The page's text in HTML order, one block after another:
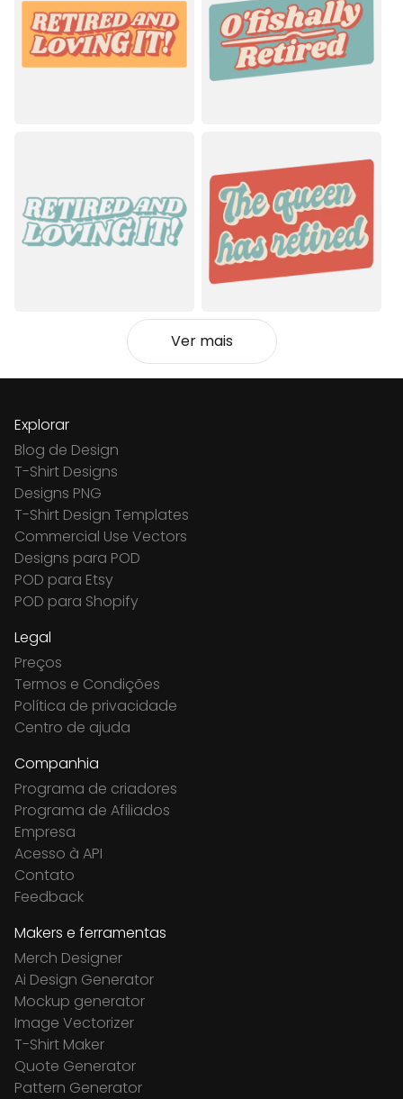
Ver mais
Explorar
Blog de Design
T-Shirt Designs
Designs PNG
T-Shirt Design Templates
Commercial Use Vectors
Designs para POD
POD para Etsy
POD para Shopify
Legal
Preços
Termos e Condições
Política de privacidade
Centro de ajuda
Companhia
Programa de criadores
Programa de Afiliados
Empresa
Acesso à API
Contato
Feedback
Makers e ferramentas
Merch Designer
Ai Design Generator
Mockup generator
Image Vectorizer
T-Shirt Maker
Quote Generator
Pattern Generator